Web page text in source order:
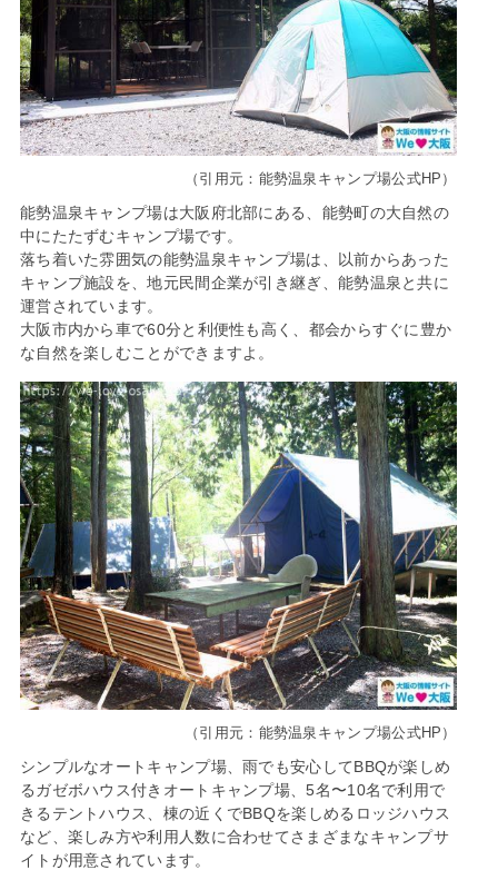
（引用元：能勢温泉キャンプ場公式HP）
能勢温泉キャンプ場は大阪府北部にある、能勢町の大自然の
中にたたずむキャンプ場です。
落ち着いた雰囲気の能勢温泉キャンプ場は、以前からあった
キャンプ施設を、地元民間企業が引き継ぎ、能勢温泉と共に
運営されています。
大阪市内から車で60分と利便性も高く、都会からすぐに豊か
な自然を楽しむことができますよ。
（引用元：能勢温泉キャンプ場公式HP）
シンプルなオートキャンプ場、雨でも安心してBBQが楽しめ
るガゼボハウス付きオートキャンプ場、5名〜10名で利用で
きるテントハウス、棟の近くでBBQを楽しめるロッジハウス
など、楽しみ方や利用人数に合わせてさまざまなキャンプサ
イトが用意されています。